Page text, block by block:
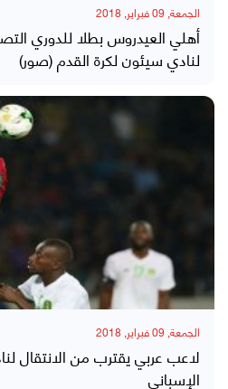
الجمعة, 09 فبراير, 2018
أهلي العيدروس بطلا للدوري
لنادي سيئون لكرة القدم (صور)
الجمعة, 09 فبراير, 2018
لاعب عربي يقترب من الانتقال
الإسباني